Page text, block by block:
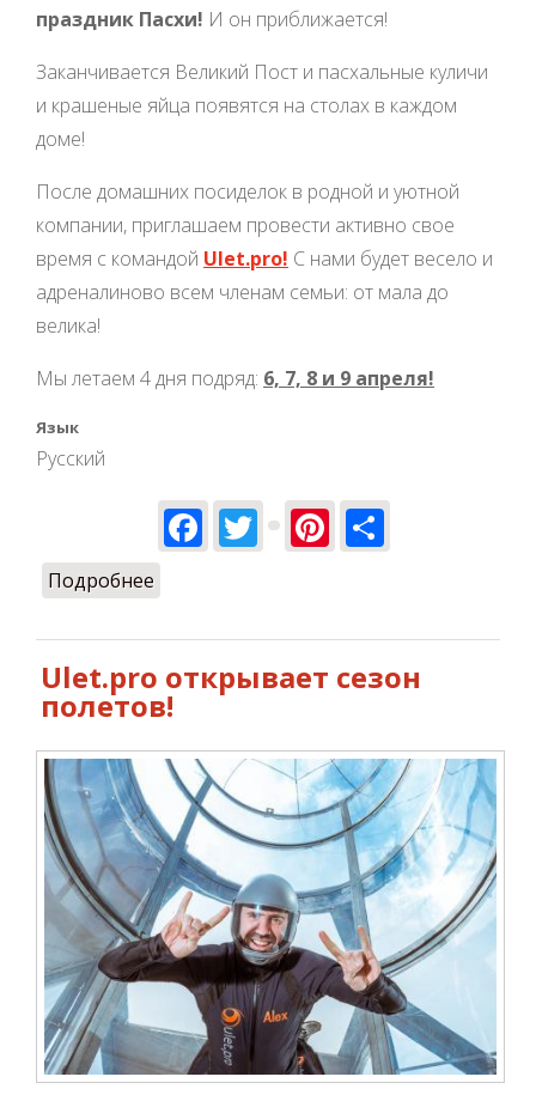
праздник Пасхи! И он приближается!
Заканчивается Великий Пост и пасхальные куличи
и крашеные яйца появятся на столах в каждом
доме!
После домашних посиделок в родной и уютной
компании, приглашаем провести активно свое
время с командой Ulet.pro! С нами будет весело и
адреналиново всем членам семьи: от мала до
велика!
Мы летаем 4 дня подряд: 6, 7, 8 и 9 апреля!
Язык
Русский
Facebook
TwitterPinterest
Подробнее
Ulet.pro открывает сезон
полетов!